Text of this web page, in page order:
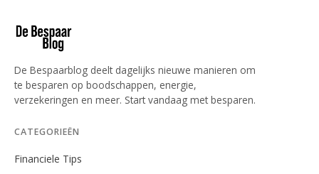
De Bespaarblog deelt dagelijks nieuwe manieren om
te besparen op boodschappen, energie,
verzekeringen en meer. Start vandaag met besparen.
CATEGORIEËN
Financiele Tips